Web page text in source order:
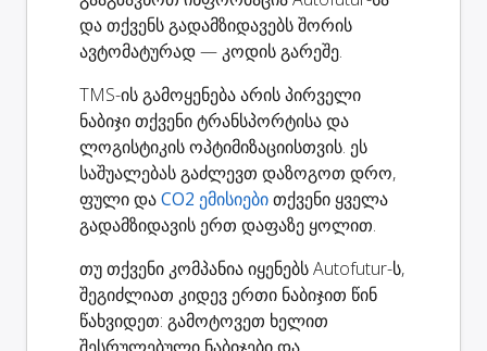
და თქვენს გადამზიდავებს შორის
ავტომატურად — კოდის გარეშე.
TMS-ის გამოყენება არის პირველი
ნაბიჯი თქვენი ტრანსპორტისა და
ლოგისტიკის ოპტიმიზაციისთვის. ეს
საშუალებას გაძლევთ დაზოგოთ დრო,
ფული დაCO2 ემისიებითქვენი ყველა
გადამზიდავის ერთ დაფაზე ყოლით.
თუ თქვენი კომპანია იყენებს Autofutur-ს,
შეგიძლიათ კიდევ ერთი ნაბიჯით წინ
წახვიდეთ: გამოტოვეთ ხელით